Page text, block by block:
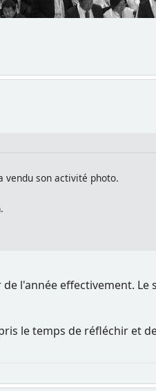
vendu son activité photo.
l'année effectivement. Le
le temps de réfléchir et